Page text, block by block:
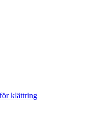
klättring